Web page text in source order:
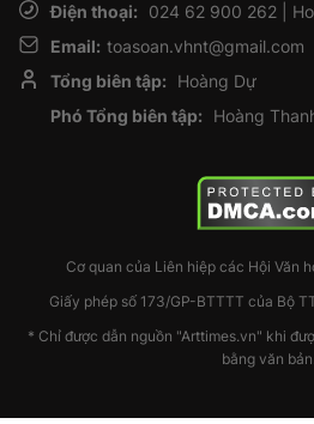
Điện thoại:
024 62 900 262 |
Email: toasoan.vhnt@gmail.com
Tổng biên tập:
Hoàng Dự
Phó Tổng biên tập:
Hoàng
Cơ quan của Liên hiệp các Hội Văn
Giấy phép số 173/GP-BTTTT của Bộ
* Chỉ được dẫn nguồn "Arttimes.vn" khi
bằng văn bản.